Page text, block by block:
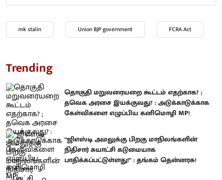
mk stalin Union BJP government FCRA Act
Trending
தொகுதி மறுவரையறை கூட்டம் எதற்காக? ;
தவெக அரசை இயக்குவது? : அடுக்காடுக்காக
கேள்விகளை எழுப்பிய கனிமொழி MP!
“ஜிஎஸ்டி அமலுக்கு பிறகு மாநிலங்களின்
நிதிசார் சுயாட்சி கடுமையாக
பாதிக்கப்பட்டுள்ளது!” : தங்கம் தென்னரசு!